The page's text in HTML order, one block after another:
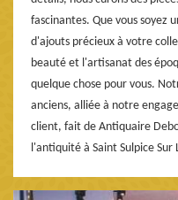
fascinantes. Que vous soyez
d'ajouts précieux à votre
beauté et l'artisanat des
quelque chose pour vous.
anciens, alliée à notre
client, fait de Antiquaire
l'antiquité à Saint Sulpice Sur